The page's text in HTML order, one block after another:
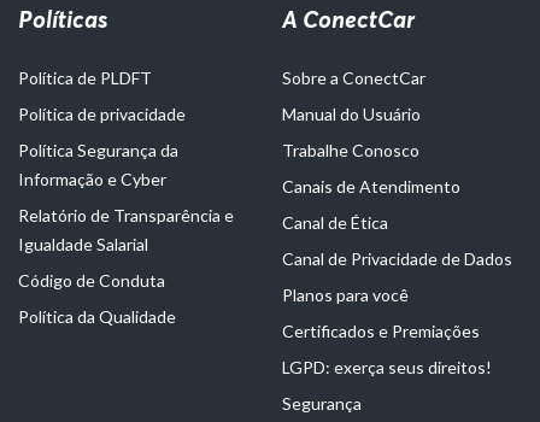
Políticas
Política de PLDFT
Política de privacidade
Política Segurança da
Informação e Cyber
Relatório de Transparência e
Igualdade Salarial
Código de Conduta
Política da Qualidade
A ConectCar
Sobre a ConectCar
Manual do Usuário
Trabalhe Conosco
Canais de Atendimento
Canal de Ética
Canal de Privacidade de Dados
Planos para você
Certificados e Premiações
LGPD: exerça seus direitos!
Segurança